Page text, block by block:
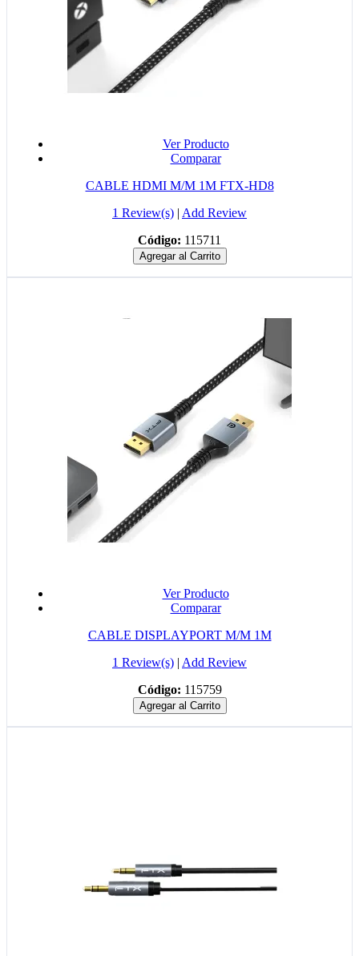
Ver Producto
Comparar
CABLE HDMI M/M 1M FTX-HD8
1 Review(s) | Add Review
Código: 115711
Agregar al Carrito
Ver Producto
Comparar
CABLE DISPLAYPORT M/M 1M
1 Review(s) | Add Review
Código: 115759
Agregar al Carrito